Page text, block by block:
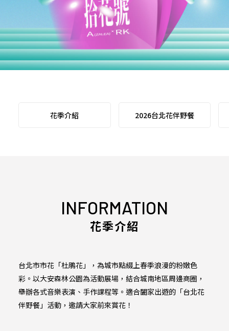
花季介紹 2026台北花伴野餐
INFORMATION
花季介紹
台北市市花「杜鵑花」，為城市點綴上春季浪漫的粉嫩色
彩。以大安森林公園為活動展場，結合城南地區周邊商圈，
舉辦各式音樂表演、手作課程等。適合闔家出遊的「台北花
伴野餐」活動，邀請大家前來賞花！